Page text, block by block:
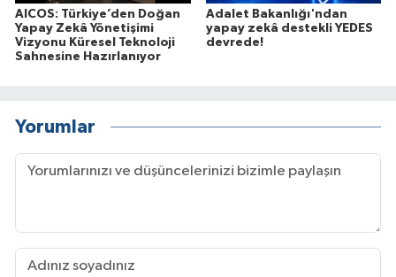
AICOS: Türkiye’den Doğan
Yapay Zekâ Yönetişimi
Vizyonu Küresel Teknoloji
Sahnesine Hazırlanıyor
Adalet Bakanlığı'ndan
yapay zekâ destekli YEDES
devrede!
Yorumlar